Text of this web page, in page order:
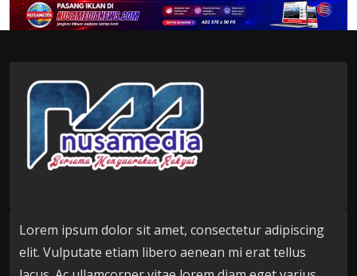
Lorem ipsum dolor sit amet, consectetur adipiscing
elit. Vulputate etiam libero aenean mi erat tellus